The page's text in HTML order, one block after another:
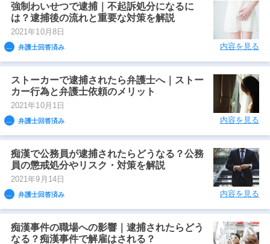
強制わいせつで逮捕｜不起訴処分になるに
は？逮捕後の流れと重要な対策を解説
2021年10月8日
弁護士回答済み 内容を見る
ストーカーで逮捕されたら弁護士へ｜ストー
カー行為と弁護士依頼のメリット
2021年10月1日
弁護士回答済み 内容を見る
痴漢で公務員が逮捕されたらどうなる？公務
員の懲戒処分やリスク・対策を解説
2021年9月14日
弁護士回答済み 内容を見る
痴漢事件の職場への影響｜逮捕されたらどう
なる？痴漢事件で解雇はされる？